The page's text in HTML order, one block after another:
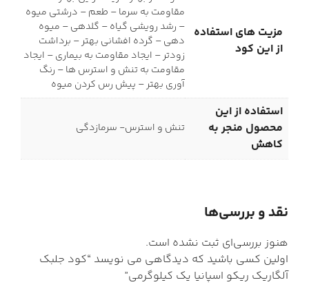
مزیت های استفاده
از این کود
مقاومت به سرما – طعم – درشتی میوه
– رشد رویشی گیاه – گلدهی – میوه
دهی – گرده افشانی بهتر – برداشت
زودتر – ایجاد مقاومت به بیماری – ایجاد
مقاومت به تنش و استرس ها – رنگ
آوری بهتر – پیش رس کردن میوه
استفاده از این
محصول منجر به
کاهش
تنش و استرس- سرمازدگی
نقد و بررسی‌ها
هنوز بررسی‌ای ثبت نشده است.
اولین کسی باشید که دیدگاهی می نویسد “کود جلبک
آلگاریک ریکو اسپانیا یک کیلوگرمی”